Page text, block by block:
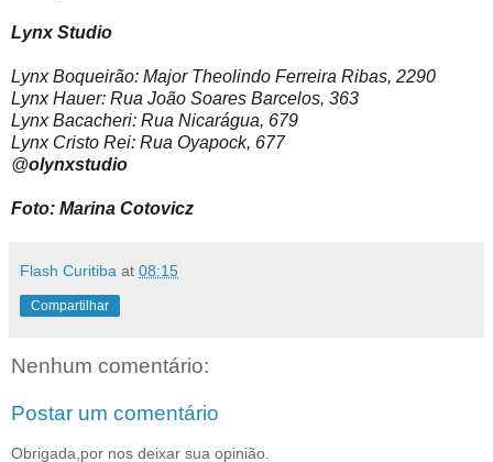
Lynx Studio
Lynx Boqueirão: Major Theolindo Ferreira Ribas, 2290
Lynx Hauer: Rua João Soares Barcelos, 363
Lynx Bacacheri: Rua Nicarágua, 679
Lynx Cristo Rei: Rua Oyapock, 677
@olynxstudio
Foto: Marina Cotovicz
Flash Curitiba at 08:15
Compartilhar
Nenhum comentário:
Postar um comentário
Obrigada,por nos deixar sua opinião.